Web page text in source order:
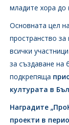
младите хора до
Основната цел
пространство
всички
за създаване на
подкрепяща
културата в
Наградите
проекти в